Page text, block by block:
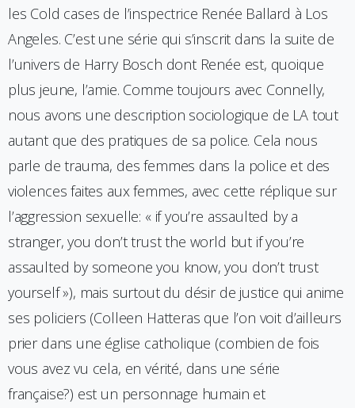
les Cold cases de l’inspectrice Renée Ballard à Los
Angeles. C’est une série qui s’inscrit dans la suite de
l’univers de Harry Bosch dont Renée est, quoique
plus jeune, l’amie. Comme toujours avec Connelly,
nous avons une description sociologique de LA tout
autant que des pratiques de sa police. Cela nous
parle de trauma, des femmes dans la police et des
violences faites aux femmes, avec cette réplique sur
l’aggression sexuelle: « if you’re assaulted by a
stranger, you don’t trust the world but if you’re
assaulted by someone you know, you don’t trust
yourself »), mais surtout du désir de justice qui anime
ses policiers (Colleen Hatteras que l’on voit d’ailleurs
prier dans une église catholique (combien de fois
vous avez vu cela, en vérité, dans une série
française?) est un personnage humain et